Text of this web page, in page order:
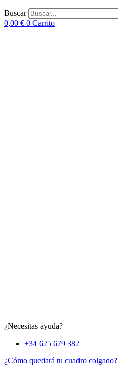
Buscar
0,00 € 0 Carrito
¿Necesitas ayuda?
+34 625 679 382
¿Cómo quedará tu cuadro colgado?